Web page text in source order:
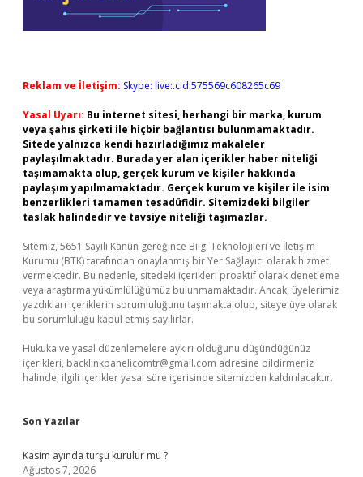
Reklam ve İletişim: Skype: live:.cid.575569c608265c69
Yasal Uyarı: Bu internet sitesi, herhangi bir marka, kurum
veya şahıs şirketi ile hiçbir bağlantısı bulunmamaktadır.
Sitede yalnızca kendi hazırladığımız makaleler
paylaşılmaktadır. Burada yer alan içerikler haber niteliği
taşımamakta olup, gerçek kurum ve kişiler hakkında
paylaşım yapılmamaktadır. Gerçek kurum ve kişiler ile isim
benzerlikleri tamamen tesadüfidir. Sitemizdeki bilgiler
taslak halindedir ve tavsiye niteliği taşımazlar.
Sitemiz, 5651 Sayılı Kanun gereğince Bilgi Teknolojileri ve İletişim
Kurumu (BTK) tarafından onaylanmış bir Yer Sağlayıcı olarak hizmet
vermektedir. Bu nedenle, sitedeki içerikleri proaktif olarak denetleme
veya araştırma yükümlülüğümüz bulunmamaktadır. Ancak, üyelerimiz
yazdıkları içeriklerin sorumluluğunu taşımakta olup, siteye üye olarak
bu sorumluluğu kabul etmiş sayılırlar.
Hukuka ve yasal düzenlemelere aykırı olduğunu düşündüğünüz
içerikleri, backlinkpanelicomtr@gmail.com adresine bildirmeniz
halinde, ilgili içerikler yasal süre içerisinde sitemizden kaldırılacaktır.
Son Yazılar
Kasim ayında turşu kurulur mu ?
Ağustos 7, 2026